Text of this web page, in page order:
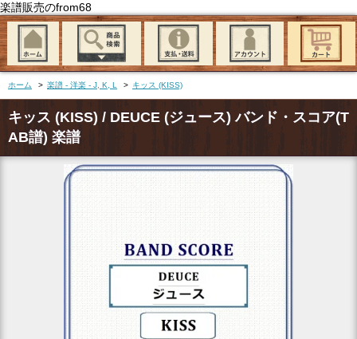
楽譜販売のfrom68
ホーム > 楽譜 - 洋楽 - J, K, L > キッス (KISS)
キッス (KISS) / DEUCE (ジュース) バンド・スコア(T
AB譜) 楽譜